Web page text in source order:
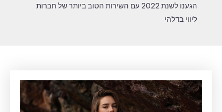
הגענו לשנת 2022 עם השירות הטוב ביותר של חברות
ליווי בדלהי